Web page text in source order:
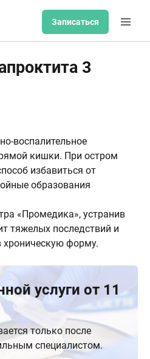
Записаться
3
воспалительное
кишки. При остром
избавиться от
образования
«Промедика», устранив
тяжелых последствий и
хроническую форму.
услуги от 11
только после
специалистом.